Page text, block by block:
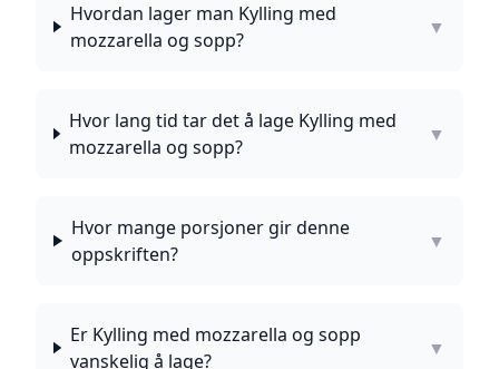
Hvordan lager man Kylling med
mozzarella og sopp?
▼
Hvor lang tid tar det å lage Kylling med
mozzarella og sopp?
▼
Hvor mange porsjoner gir denne
oppskriften?
▼
Er Kylling med mozzarella og sopp
vanskelig å lage?
▼